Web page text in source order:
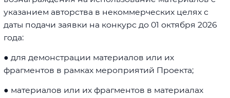
указанием авторства в некоммерческих целях с
даты подачи заявки на конкурс до 01 октября 2026
года:
● для демонстрации материалов или их
фрагментов в рамках мероприятий Проекта;
● материалов или их фрагментов в материалах